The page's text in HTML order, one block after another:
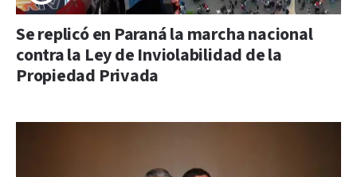
Se replicó en Paraná la marcha nacional
contra la Ley de Inviolabilidad de la
Propiedad Privada